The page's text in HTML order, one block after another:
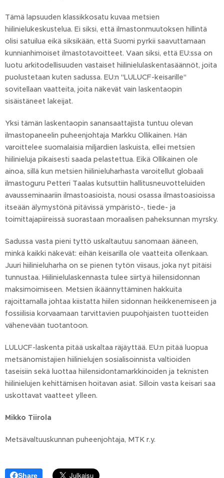
Tämä lapsuuden klassikkosatu kuvaa metsien
hiilinielukeskustelua. Ei siksi, että ilmastonmuutoksen hillintä
olisi satuilua eikä siksikään, että Suomi pyrkii saavuttamaan
kunnianhimoiset ilmastotavoitteet. Vaan siksi, että EU:ssa on
luotu arkitodellisuuden vastaiset hiilinielulaskentasäännöt, joita
puolustetaan kuten sadussa. EU:n "LULUCF-keisarille"
sovitellaan vaatteita, joita näkevät vain laskentaopin
sisäistäneet lakeijat.
Yksi tämän laskentaopin sanansaattajista tuntuu olevan
ilmastopaneelin puheenjohtaja Markku Ollikainen. Hän
varoittelee suomalaisia miljardien laskuista, ellei metsien
hiilinieluja pikaisesti saada pelastettua. Eikä Ollikainen ole
ainoa, sillä kun metsien hiilinieluharhasta varoitellut globaali
ilmastoguru Petteri Taalas kutsuttiin hallitusneuvotteluiden
avausseminaariin ilmastoasioista, nousi osassa ilmastoasioissa
itseään älymystönä pitävissä ympäristö-, tiede- ja
toimittajapiireissä suorastaan moraalisen paheksunnan myrsky.
Sadussa vasta pieni tyttö uskaltautuu sanomaan ääneen,
minkä kaikki näkevät: eihän keisarilla ole vaatteita ollenkaan.
Juuri hiilinieluharha on se pienen tytön viisaus, joka nyt pitäisi
tunnustaa. Hiilinielulaskennasta tulee siirtyä hiilensidonnan
maksimoimiseen. Metsien ikäännyttäminen hakkuita
rajoittamalla johtaa kiistatta hiilen sidonnan heikkenemiseen ja
fossiilisia korvaamaan tarvittavien puupohjaisten tuotteiden
vähenevään tuotantoon.
LULUCF-laskenta pitää uskaltaa räjäyttää. EU:n pitää luopua
metsänomistajien hiilinielujen sosialisoinnista valtioiden
taseisiin sekä luottaa hiilensidontamarkkinoiden ja teknisten
hiilinielujen kehittämisen hoitavan asiat. Silloin vasta keisari saa
uskottavat vaatteet ylleen.
Mikko Tiirola
Metsävaltuuskunnan puheenjohtaja, MTK r.y.
Share